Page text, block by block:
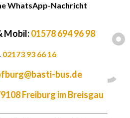
WhatsApp-Nachricht
Mobil:01578 694 96 98
02173 93 66 16
bus.de
Freiburg im Breisgau